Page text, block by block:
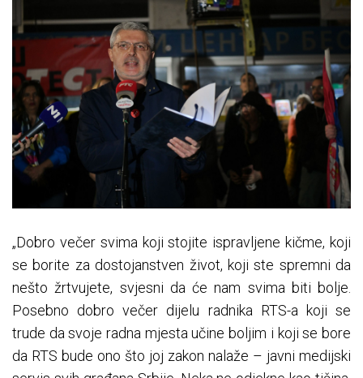
„Dobro večer svima koji stojite ispravljene kičme, koji
se borite za dostojanstven život, koji ste spremni da
nešto žrtvujete, svjesni da će nam svima biti bolje.
Posebno dobro večer dijelu radnika RTS-a koji se
trude da svoje radna mjesta učine boljim i koji se bore
da RTS bude ono što joj zakon nalaže – javni medijski